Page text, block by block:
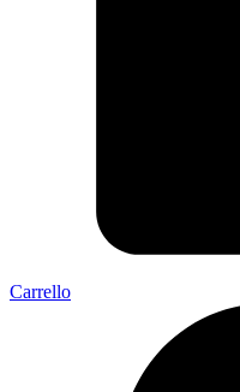
Carrello